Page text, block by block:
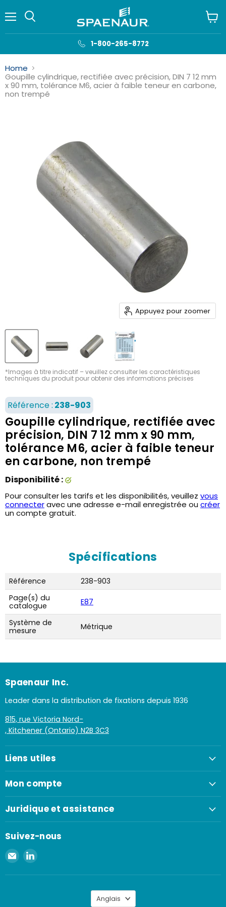
1-800-265-8772
le
Home
Goupille cylindrique, rectifiée avec précision, DIN 7 12 mm
x 90 mm, tolérance M6, acier à faible teneur en carbone,
non trempé
Appuyez pour zoomer
*Images à titre indicatif – veuillez consulter les caractéristiques
techniques du produit pour obtenir des informations précises
Référence : 238-903
Goupille cylindrique, rectifiée avec
précision, DIN 7 12 mm x 90 mm,
tolérance M6, acier à faible teneur
en carbone, non trempé
Disponibilité :
Pour consulter les tarifs et les disponibilités, veuillez vous
connecteravec une adresse e-mail enregistrée ou créer
un compte gratuit.
Spécifications
Référence
238-903
Page(s) du
catalogue
E87
Système de
mesure
Métrique
Spaenaur Inc.
Leader dans la distribution de fixations depuis 1936
815, rue Victoria Nord-
, Kitchener (Ontario) N2B 3C3
Liens utiles
Mon compte
Juridique et assistance
Suivez-nous
Envoyer
un
e-
Retrouvez-
sur
Langue
Anglais